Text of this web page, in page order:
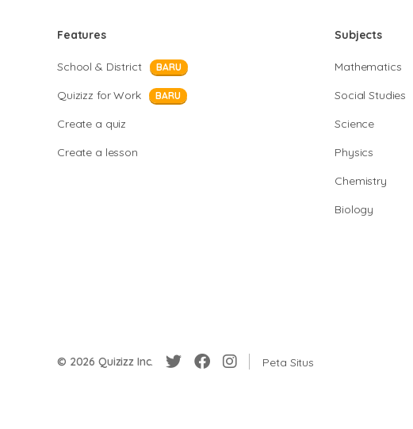
Features
School & District BARU
Quizizz for Work BARU
Create a quiz
Create a lesson
Subjects
Mathematics
Social Studies
Science
Physics
Chemistry
Biology
© 2026 Quizizz Inc. Peta Situs